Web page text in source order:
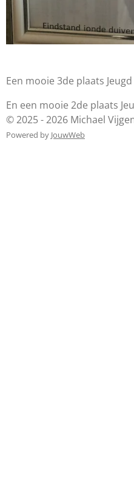
Een mooie 3de plaats
En een mooie 2de plaats
© 2025 - 2026 Michael
Powered by JouwWeb